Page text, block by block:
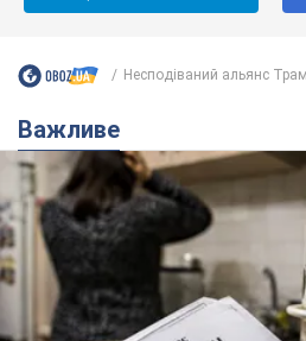
Несподіваний альянс
Важливе